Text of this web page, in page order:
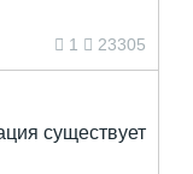
1 23305
существует